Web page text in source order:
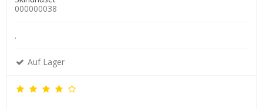
000000038
.
Auf Lager